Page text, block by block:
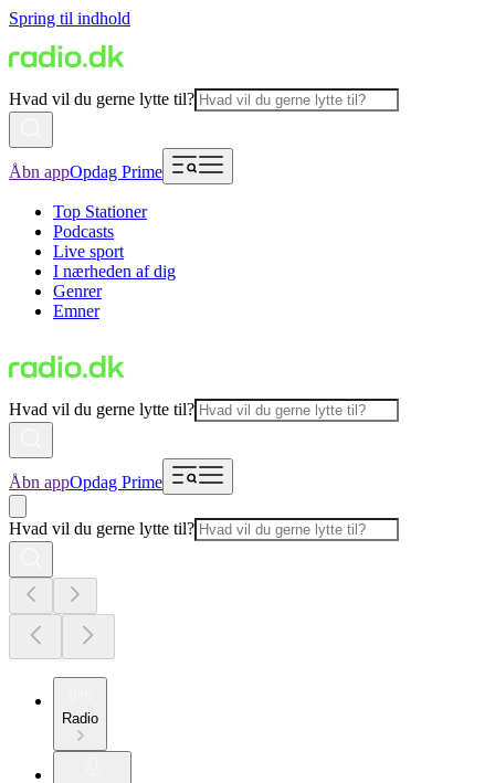
Spring til indhold
Hvad vil du gerne lytte til?
Åbn appOpdag Prime
Top Stationer
Podcasts
Live sport
I nærheden af dig
Genrer
Emner
Hvad vil du gerne lytte til?
Åbn appOpdag Prime
Hvad vil du gerne lytte til?
Radio